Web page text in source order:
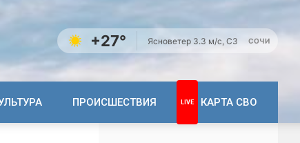
+27° Ясноветер 3.3 м/с, СЗ СОЧИ
ПРОИСШЕСТВИЯ КАРТА СВО